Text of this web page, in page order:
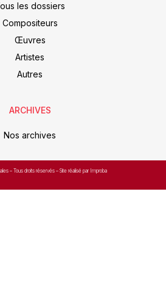
les dossiers
Compositeurs
Œuvres
Artistes
Autres
ARCHIVES
Nos archives
– Tous droits réservés – Site réalisé par Improba